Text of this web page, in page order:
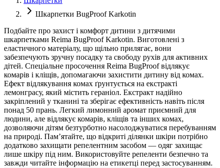
Шкарпетки BugProof Karkotin
Подбайте про захист і комфорт дитини з дитячими
шкарпетками Reima BugProof Karkotin. Виготовлені з
еластичного матеріалу, що щільно прилягає, вони
забезпечують зручну посадку та свободу рухів для активних
дітей. Спеціальне просочення Reima BugProof відлякує
комарів і кліщів, допомагаючи захистити дитину від комах.
Ефект відлякування комах ґрунтується на екстракті
лемонграсу, який містить гераніол. Екстракт надійно
закріплений у тканині та зберігає ефективність навіть після
понад 50 прань. Легкий лимонний аромат приємний для
людини, але відлякує комарів, кліщів та інших комах,
дозволяючи дітям безтурботно насолоджуватися перебуванням
на природі. Пам’ятайте, що відкриті ділянки шкіри потрібно
додатково захищати репелентним засобом — одяг захищає
лише шкіру під ним. Використовуйте репеленти безпечно та
завжди читайте інформацію на етикетці перед застосуванням.